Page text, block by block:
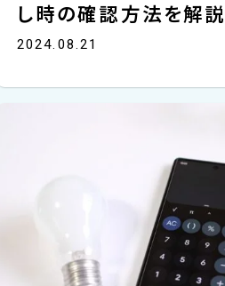
し時の確認方法を解説
2024.08.21